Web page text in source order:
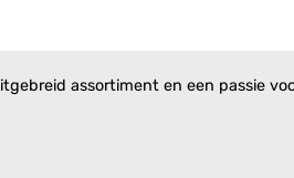
assortiment en een passie